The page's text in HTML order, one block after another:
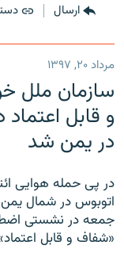
ارسال
مرداد ۲۰, ۱۳۹۷
سازمان ملل
و قابل
در یمن شد
در پی حمله هوایی
اتوبوس در شمال
جمعه در نشستی
«شفاف و قابل